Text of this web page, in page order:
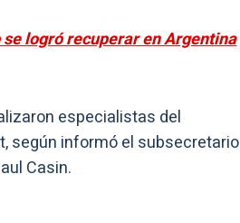
logró recuperar en Argentina
especialistas del
según informó el subsecretario
Casin.